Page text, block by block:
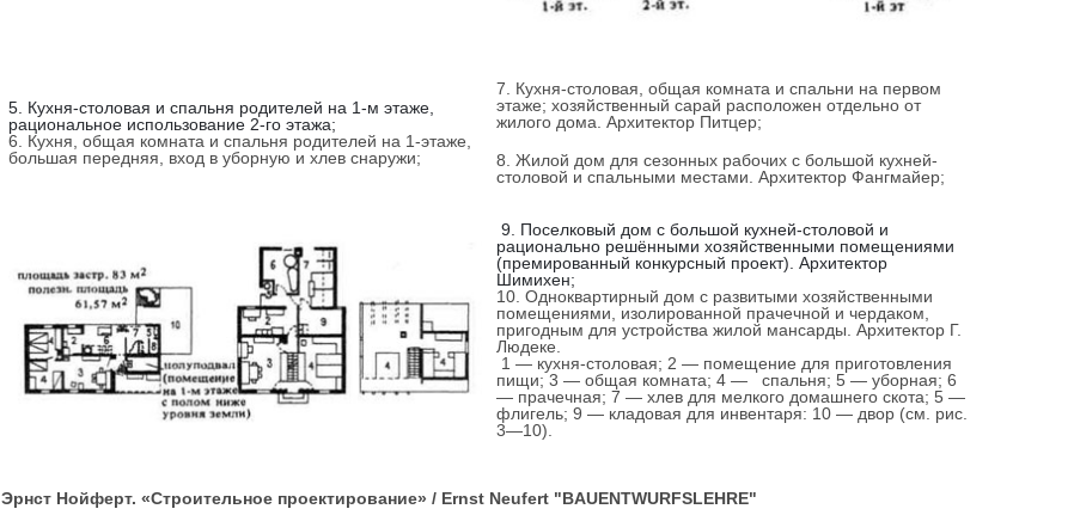
5. Кухня-столовая и спальня родителей на 1-м этаже,
рациональное использование 2-го этажа;
6. Кухня, общая комната и спальня родителей на 1-этаже,
большая передняя, вход в уборную и хлев снаружи;
7. Кухня-столовая, общая комната и спальни на первом
этаже; хозяйственный сарай расположен отдельно от
жилого дома. Архитектор Питцер;
8. Жилой дом для сезонных рабочих с большой кухней-
столовой и спальными местами. Архитектор Фангмайер;
9. Поселковый дом с большой кухней-столовой и
рационально решёнными хозяйственными помещениями
(премированный конкурсный проект). Архитектор
Шимихен;
10. Одноквартирный дом с развитыми хозяйственными
помещениями, изолированной прачечной и чердаком,
пригодным для устройства жилой мансарды. Архитектор Г.
Людеке.
1 — кухня-столовая; 2 — помещение для приготовления
пищи; 3 — общая комната; 4 — спальня; 5 — уборная; 6
— прачечная; 7 — хлев для мелкого домашнего скота; 5 —
флигель; 9 — кладовая для инвентаря: 10 — двор (см. рис.
3—10).
Эрнст Нойферт. «Строительное проектирование» / Ernst Neufert "BAUENTWURFSLEHRE"